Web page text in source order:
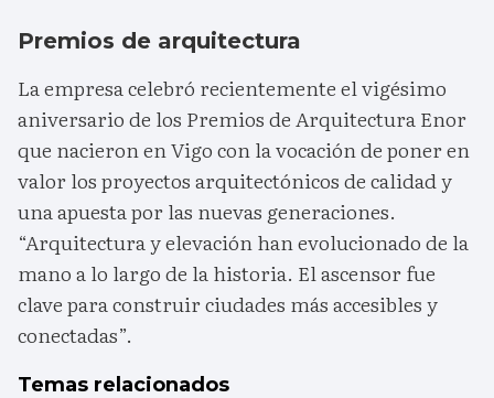
Premios de arquitectura
La empresa celebró recientemente el vigésimo
aniversario de los Premios de Arquitectura Enor
que nacieron en Vigo con la vocación de poner en
valor los proyectos arquitectónicos de calidad y
una apuesta por las nuevas generaciones.
“Arquitectura y elevación han evolucionado de la
mano a lo largo de la historia. El ascensor fue
clave para construir ciudades más accesibles y
conectadas”.
Temas relacionados